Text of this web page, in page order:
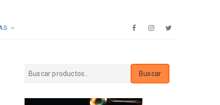
FacebookInstagram
Buscar